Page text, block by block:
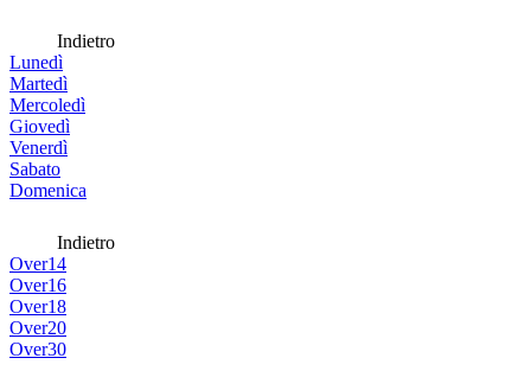
Indietro
Lunedì
Martedì
Mercoledì
Giovedì
Venerdì
Sabato
Domenica
Indietro
Over14
Over16
Over18
Over20
Over30